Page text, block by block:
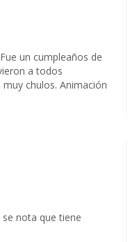
un cumpleaños de
a todos
chulos. Animación
nota que tiene